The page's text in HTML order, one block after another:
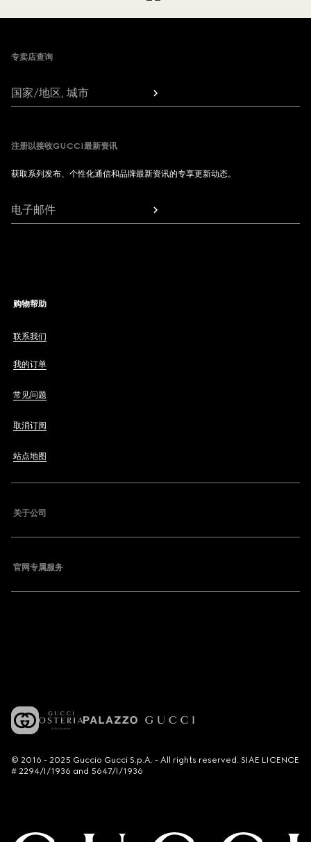
Footer
专卖店查询
国家/地区, 城市
注册以接收GUCCI最新资讯
获取系列发布、个性化通信和品牌最新资讯的专享更新动态。
电子邮件
购物帮助
联系我们
我的订单
常见问题
取消订阅
站点地图
关于公司
官网专属服务
© 2016 - 2025 Guccio Gucci S.p.A. - All rights reserved. SIAE LICENCE
# 2294/I/1936 and 5647/I/1936